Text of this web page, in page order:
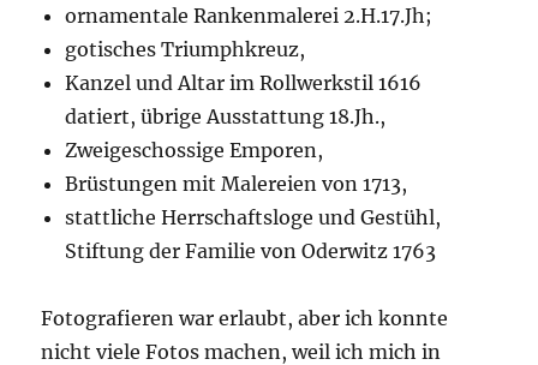
ornamentale Rankenmalerei 2.H.17.Jh;
gotisches Triumphkreuz,
Kanzel und Altar im Rollwerkstil 1616
datiert, übrige Ausstattung 18.Jh.,
Zweigeschossige Emporen,
Brüstungen mit Malereien von 1713,
stattliche Herrschaftsloge und Gestühl,
Stiftung der Familie von Oderwitz 1763
Fotografieren war erlaubt, aber ich konnte
nicht viele Fotos machen, weil ich mich in